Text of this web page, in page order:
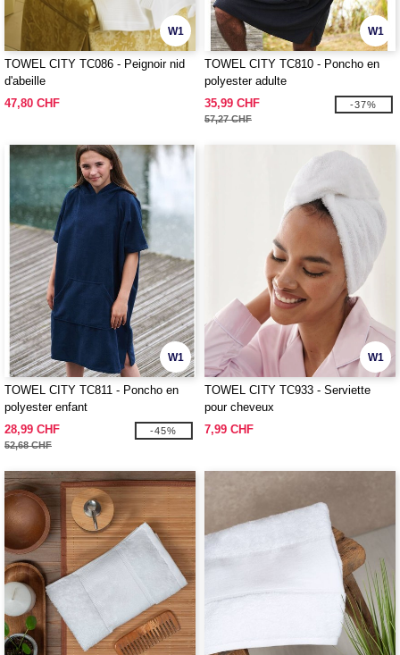
W1
TOWEL CITY TC086 - Peignoir nid
d'abeille
47,80 CHF
W1
TOWEL CITY TC810 - Poncho en
polyester adulte
35,99 CHF
57,27 CHF
-37%
W1
TOWEL CITY TC811 - Poncho en
polyester enfant
28,99 CHF
52,68 CHF
-45%
W1
TOWEL CITY TC933 - Serviette
pour cheveux
7,99 CHF